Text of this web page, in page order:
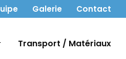
Galerie Contact
Transport / Matériaux